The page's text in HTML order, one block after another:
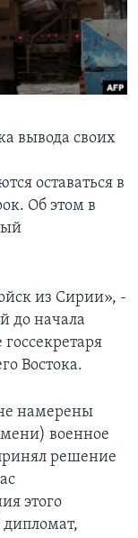
вывода своих
оставаться в
Об этом в
из Сирии», -
до начала
Востока.
намерены
военное
решение
этого